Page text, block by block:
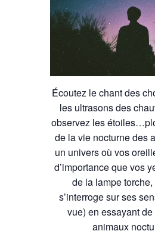
Écoutez le chant des
les ultrasons des
observez les
de la vie nocturne des
un univers où vos
d’importance que vos
de la lampe
s’interroge sur ses
vue) en essayant
animaux